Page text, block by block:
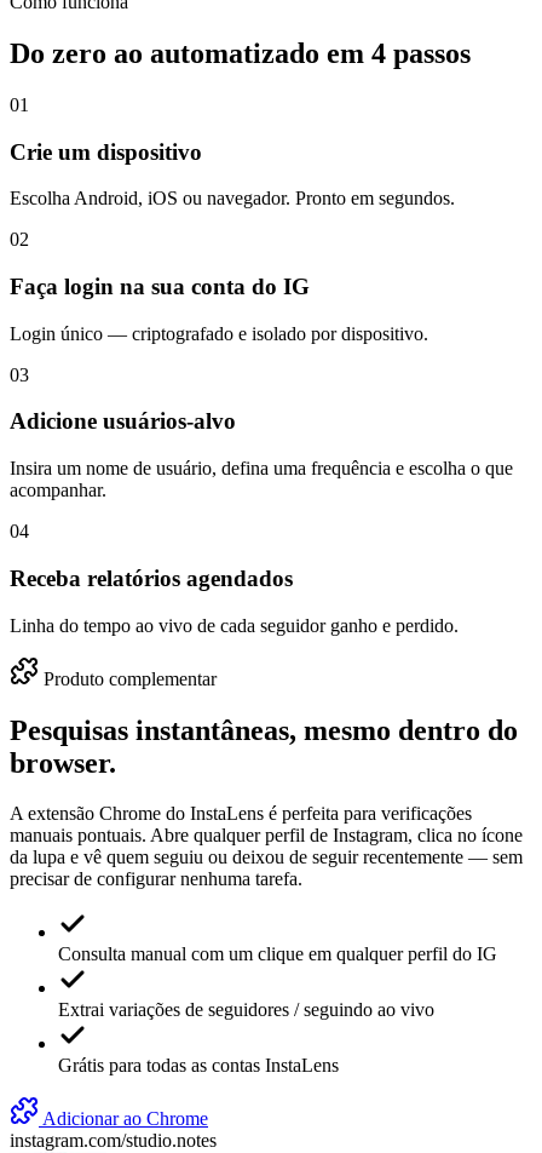
Do zero ao automatizado em 4 passos
01
Crie um dispositivo
Escolha Android, iOS ou navegador. Pronto em segundos.
02
Faça login na sua conta do IG
Login único — criptografado e isolado por dispositivo.
03
Adicione usuários-alvo
Insira um nome de usuário, defina uma frequência e escolha o que
acompanhar.
04
Receba relatórios agendados
Linha do tempo ao vivo de cada seguidor ganho e perdido.
Produto complementar
Pesquisas instantâneas, mesmo dentro do
browser.
A extensão Chrome do InstaLens é perfeita para verificações
manuais pontuais. Abre qualquer perfil de Instagram, clica no ícone
da lupa e vê quem seguiu ou deixou de seguir recentemente — sem
precisar de configurar nenhuma tarefa.
Consulta manual com um clique em qualquer perfil do IG
Extrai variações de seguidores / seguindo ao vivo
Grátis para todas as contas InstaLens
Adicionar ao Chrome
instagram.com/studio.notes